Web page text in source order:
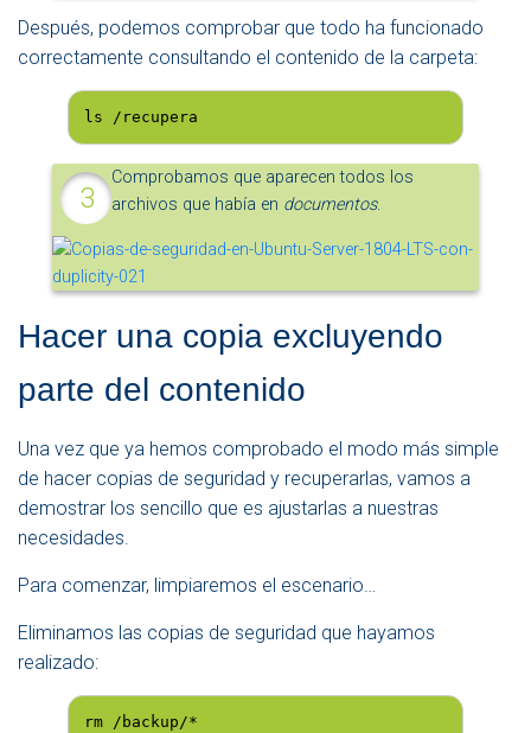
Después, podemos comprobar que todo ha funcionado
correctamente consultando el contenido de la carpeta:
ls /recupera
Comprobamos que aparecen todos los
archivos que había en documentos.
Hacer una copia excluyendo
parte del contenido
Una vez que ya hemos comprobado el modo más simple
de hacer copias de seguridad y recuperarlas, vamos a
demostrar los sencillo que es ajustarlas a nuestras
necesidades.
Para comenzar, limpiaremos el escenario…
Eliminamos las copias de seguridad que hayamos
realizado:
rm /backup/*